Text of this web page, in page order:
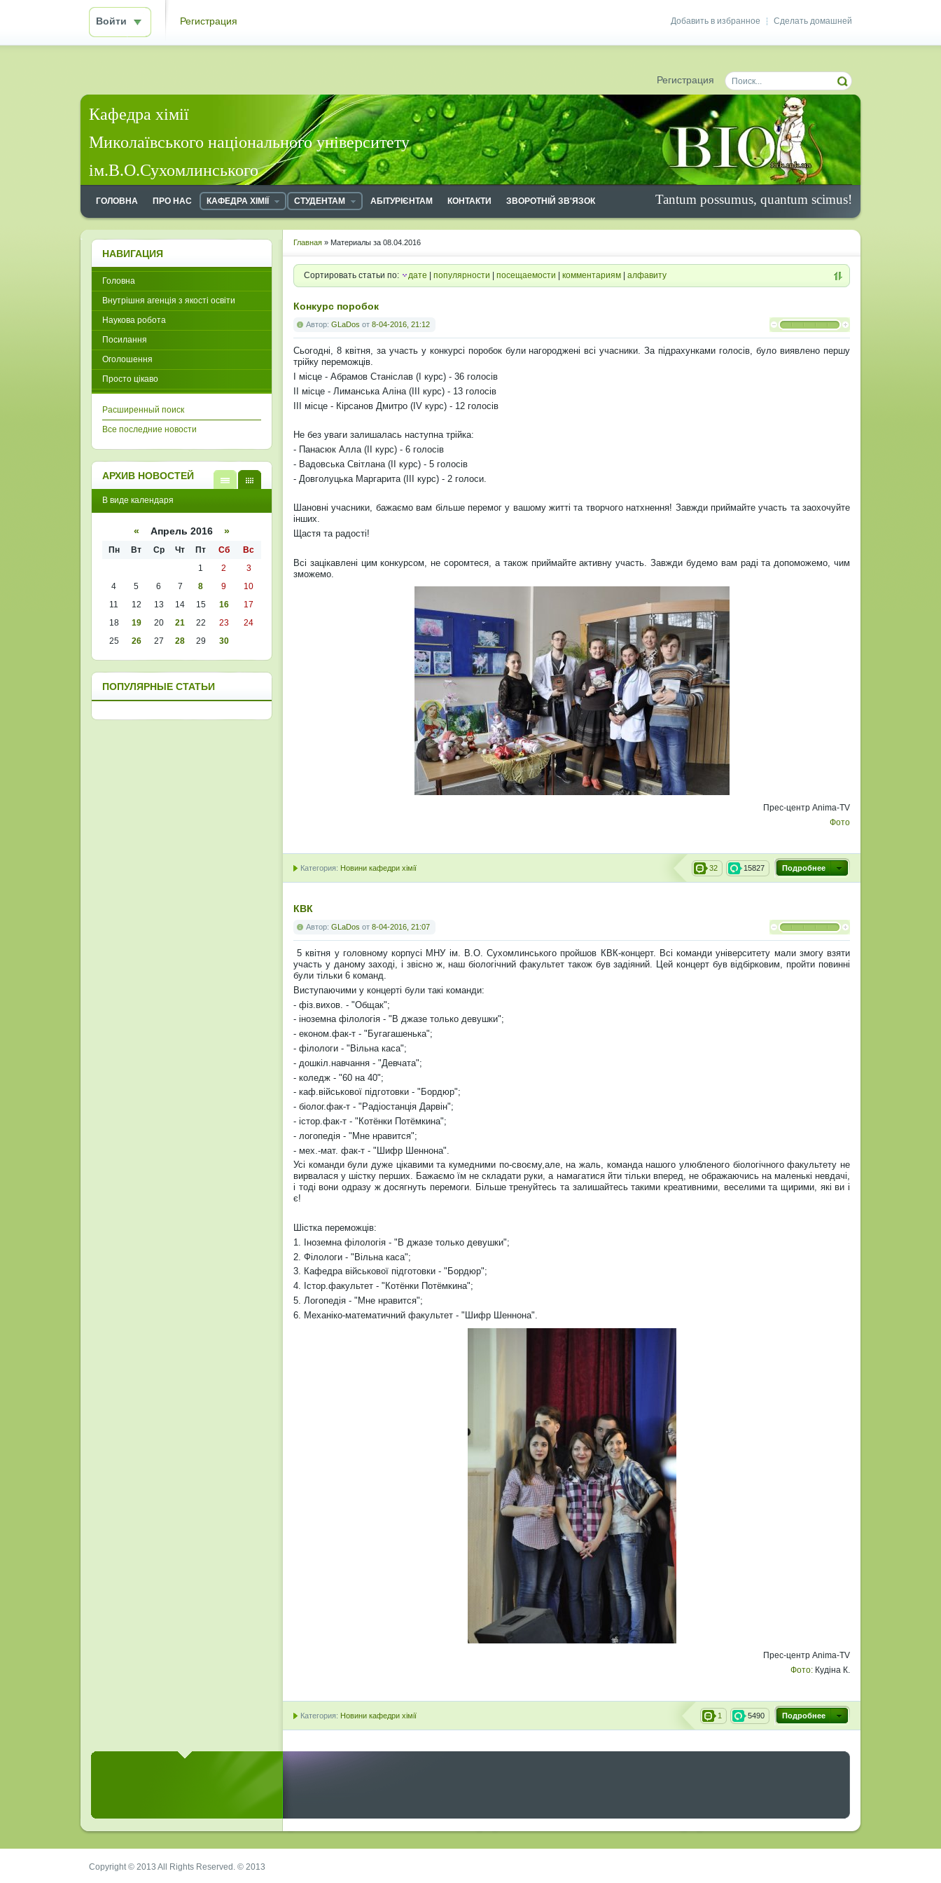
Сделать домашней
Добавить в избранное
Войти Регистрация
Регистрация
Кафедра хімії
Миколаївського національного університету
ім.В.О.Сухомлинського
Tantum possumus, quantum scimus!
ГОЛОВНА ПРО НАС КАФЕДРА ХІМІЇ СТУДЕНТАМ АБІТУРІЄНТАМ КОНТАКТИ ЗВОРОТНІЙ ЗВ'ЯЗОК
Главная » Материалы за 08.04.2016
Сортировать статьи по: дате популярности посещаемости комментариям алфавиту
Конкурс поробок
Автор: GLaDos от 8-04-2016, 21:12
Сьогодні, 8 квітня, за участь у конкурсі поробок були нагороджені всі учасники. За підрахунками голосів, було виявлено першу
трійку переможців.
І місце - Абрамов Станіслав (І курс) - 36 голосів
ІІ місце - Лиманська Аліна (ІІІ курс) - 13 голосів
ІІІ місце - Кірсанов Дмитро (ІV курс) - 12 голосів
Не без уваги залишалась наступна трійка:
- Панасюк Алла (ІІ курс) - 6 голосів
- Вадовська Світлана (ІІ курс) - 5 голосів
- Довголуцька Маргарита (ІІІ курс) - 2 голоси.
Шановні учасники, бажаємо вам більше перемог у вашому житті та творчого натхнення! Завжди приймайте участь та заохочуйте
інших.
Щастя та радості!
Всі зацікавлені цим конкурсом, не соромтеся, а також приймайте активну участь. Завжди будемо вам раді та допоможемо, чим
зможемо.
Прес-центр Anima-TV
Фото
Подробнее
15827
32
Категория: Новини кафедри хімії
КВК
Автор: GLaDos от 8-04-2016, 21:07
5 квітня у головному корпусі МНУ ім. В.О. Сухомлинського пройшов КВК-концерт. Всі команди університету мали змогу взяти
участь у даному заході, і звісно ж, наш біологічний факультет також був задіяний. Цей концерт був відбірковим, пройти повинні
були тільки 6 команд.
Виступаючими у концерті були такі команди:
- фіз.вихов. - "Общак";
- іноземна філологія - "В джазе только девушки";
- економ.фак-т - "Бугагашенька";
- філологи - "Вільна каса";
- дошкіл.навчання - "Девчата";
- коледж - "60 на 40";
- каф.військової підготовки - "Бордюр";
- біолог.фак-т - "Радіостанція Дарвін";
- істор.фак-т - "Котёнки Потёмкина";
- логопедія - "Мне нравится";
- мех.-мат. фак-т - "Шифр Шеннона".
Усі команди були дуже цікавими та кумедними по-своєму,але, на жаль, команда нашого улюбленого біологічного факультету не
вирвалася у шістку перших. Бажаємо їм не складати руки, а намагатися йти тільки вперед, не ображаючись на маленькі невдачі,
і тоді вони одразу ж досягнуть перемоги. Більше тренуйтесь та залишайтесь такими креативними, веселими та щирими, які ви і
є!
Шістка переможців:
1. Іноземна філологія - "В джазе только девушки";
2. Філологи - "Вільна каса";
3. Кафедра військової підготовки - "Бордюр";
4. Істор.факультет - "Котёнки Потёмкина";
5. Логопедія - "Мне нравится";
6. Механіко-математичний факультет - "Шифр Шеннона".
Прес-центр Anima-TV
Фото: Кудіна К.
Подробнее
5490
1
Категория: Новини кафедри хімії
НАВИГАЦИЯ
Головна
Внутрішня агенція з якості освіти
Наукова робота
Посилання
Оголошення
Просто цікаво
Расширенный поиск
Все последние новости
АРХИВ НОВОСТЕЙ
кален
списк
В виде календаря
« Апрель 2016 »
Пн Вт Ср Чт Пт Сб
Вс
1
2
3
4
5 6 7 8 9
10
11
12 13 14 15 16
17
18
19 20 21 22 23
24
25
26 27 28 29 30
ПОПУЛЯРНЫЕ СТАТЬИ
Copyright © 2013 All Rights Reserved. © 2013